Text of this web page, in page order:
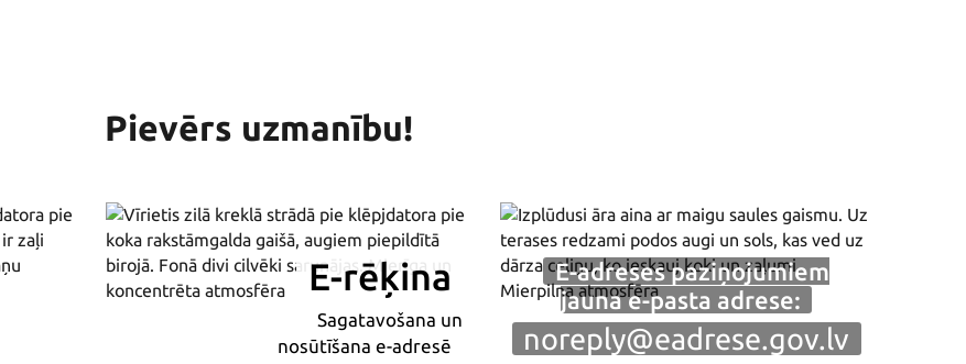
Pievērs uzmanību!
E-rēķina
Sagatavošana un
nosūtīšana e-adresē
E-adreses paziņojumiem
jauna e-pasta adrese:
noreply@eadrese.gov.lv